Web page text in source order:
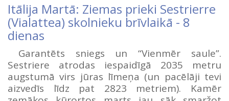
Itālija Martā: Ziemas prieki Sestrierre
(Vialattea) skolnieku brīvlaikā - 8
dienas
Garantēts sniegs un “Vienmēr saule”.
Sestriere atrodas iespaidīgā 2035 metru
augstumā virs jūras līmeņa (un pacēlāji tevi
aizvedīs līdz pat 2823 metriem). Kamēr